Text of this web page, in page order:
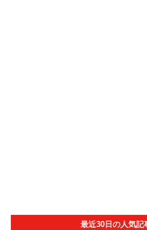
最近30日の人気記